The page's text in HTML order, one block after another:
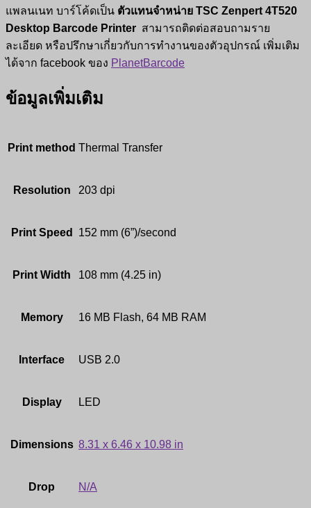
แพลนเนท บาร์โค้ดเป็น ตัวแทนจำหน่าย TSC Zenpert 4T520
Desktop Barcode Printer สามารถติดต่อสอบถามราย
ละเอียด หรือปรึกษาเกี่ยวกับการทำงานของตัวอุปกรณ์ เพิ่มเติม
ได้จาก facebook ของ PlanetBarcode
ข้อมูลเพิ่มเติม
Print method Thermal Transfer
Resolution 203 dpi
Print Speed 152 mm (6”)/second
Print Width 108 mm (4.25 in)
Memory 16 MB Flash, 64 MB RAM
Interface USB 2.0
Display LED
Dimensions 8.31 x 6.46 x 10.98 in
Drop N/A